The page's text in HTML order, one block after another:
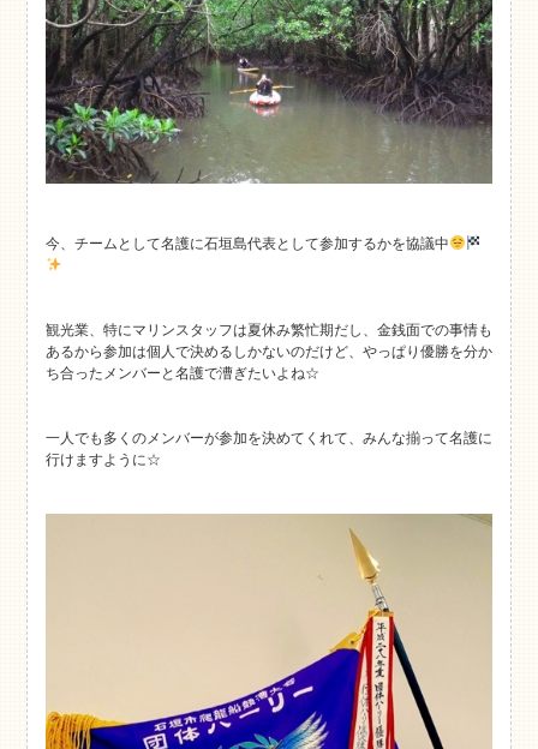
今、チームとして名護に石垣島代表として参加するかを協議中
観光業、特にマリンスタッフは夏休み繁忙期だし、金銭面での事情も
あるから参加は個人で決めるしかないのだけど、やっぱり優勝を分か
ち合ったメンバーと名護で漕ぎたいよね☆
一人でも多くのメンバーが参加を決めてくれて、みんな揃って名護に
行けますように☆